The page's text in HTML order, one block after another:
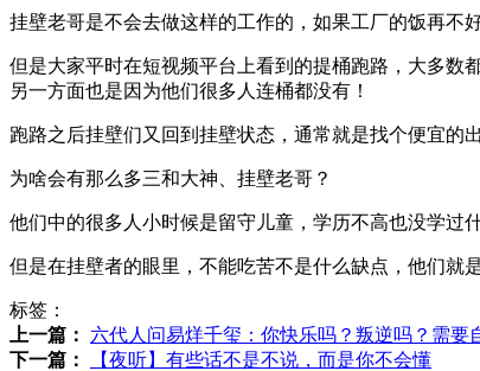
挂壁老哥是不会去做这样的工作的，如果工厂的饭再不
但是大家平时在短视频平台上看到的提桶跑路，大多数
另一方面也是因为他们很多人连桶都没有！
跑路之后挂壁们又回到挂壁状态，通常就是找个便宜的
为啥会有那么多三和大神、挂壁老哥？
他们中的很多人小时候是留守儿童，学历不高也没学过
但是在挂壁者的眼里，不能吃苦不是什么缺点，他们就
标签：
上一篇：
六代人问易烊千玺：你快乐吗？叛逆吗？需要
下一篇：
【夜听】有些话不是不说，而是你不会懂